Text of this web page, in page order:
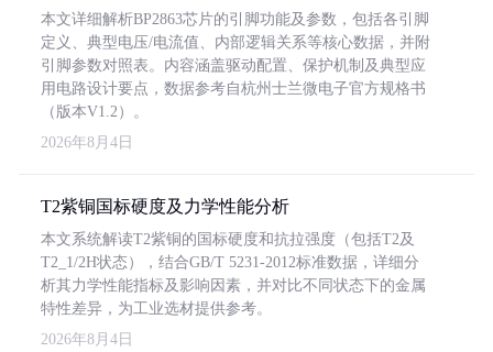
本文详细解析BP2863芯片的引脚功能及参数，包括各引脚
定义、典型电压/电流值、内部逻辑关系等核心数据，并附
引脚参数对照表。内容涵盖驱动配置、保护机制及典型应
用电路设计要点，数据参考自杭州士兰微电子官方规格书
（版本V1.2）。
2026年8月4日
T2紫铜国标硬度及力学性能分析
本文系统解读T2紫铜的国标硬度和抗拉强度（包括T2及
T2_1/2H状态），结合GB/T 5231-2012标准数据，详细分
析其力学性能指标及影响因素，并对比不同状态下的金属
特性差异，为工业选材提供参考。
2026年8月4日